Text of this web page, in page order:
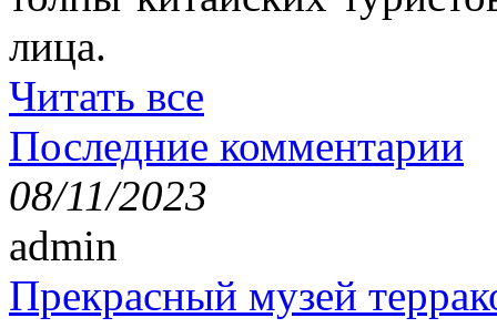
лица.
Читать все
Последние комментарии
08/11/2023
admin
Прекрасный музей